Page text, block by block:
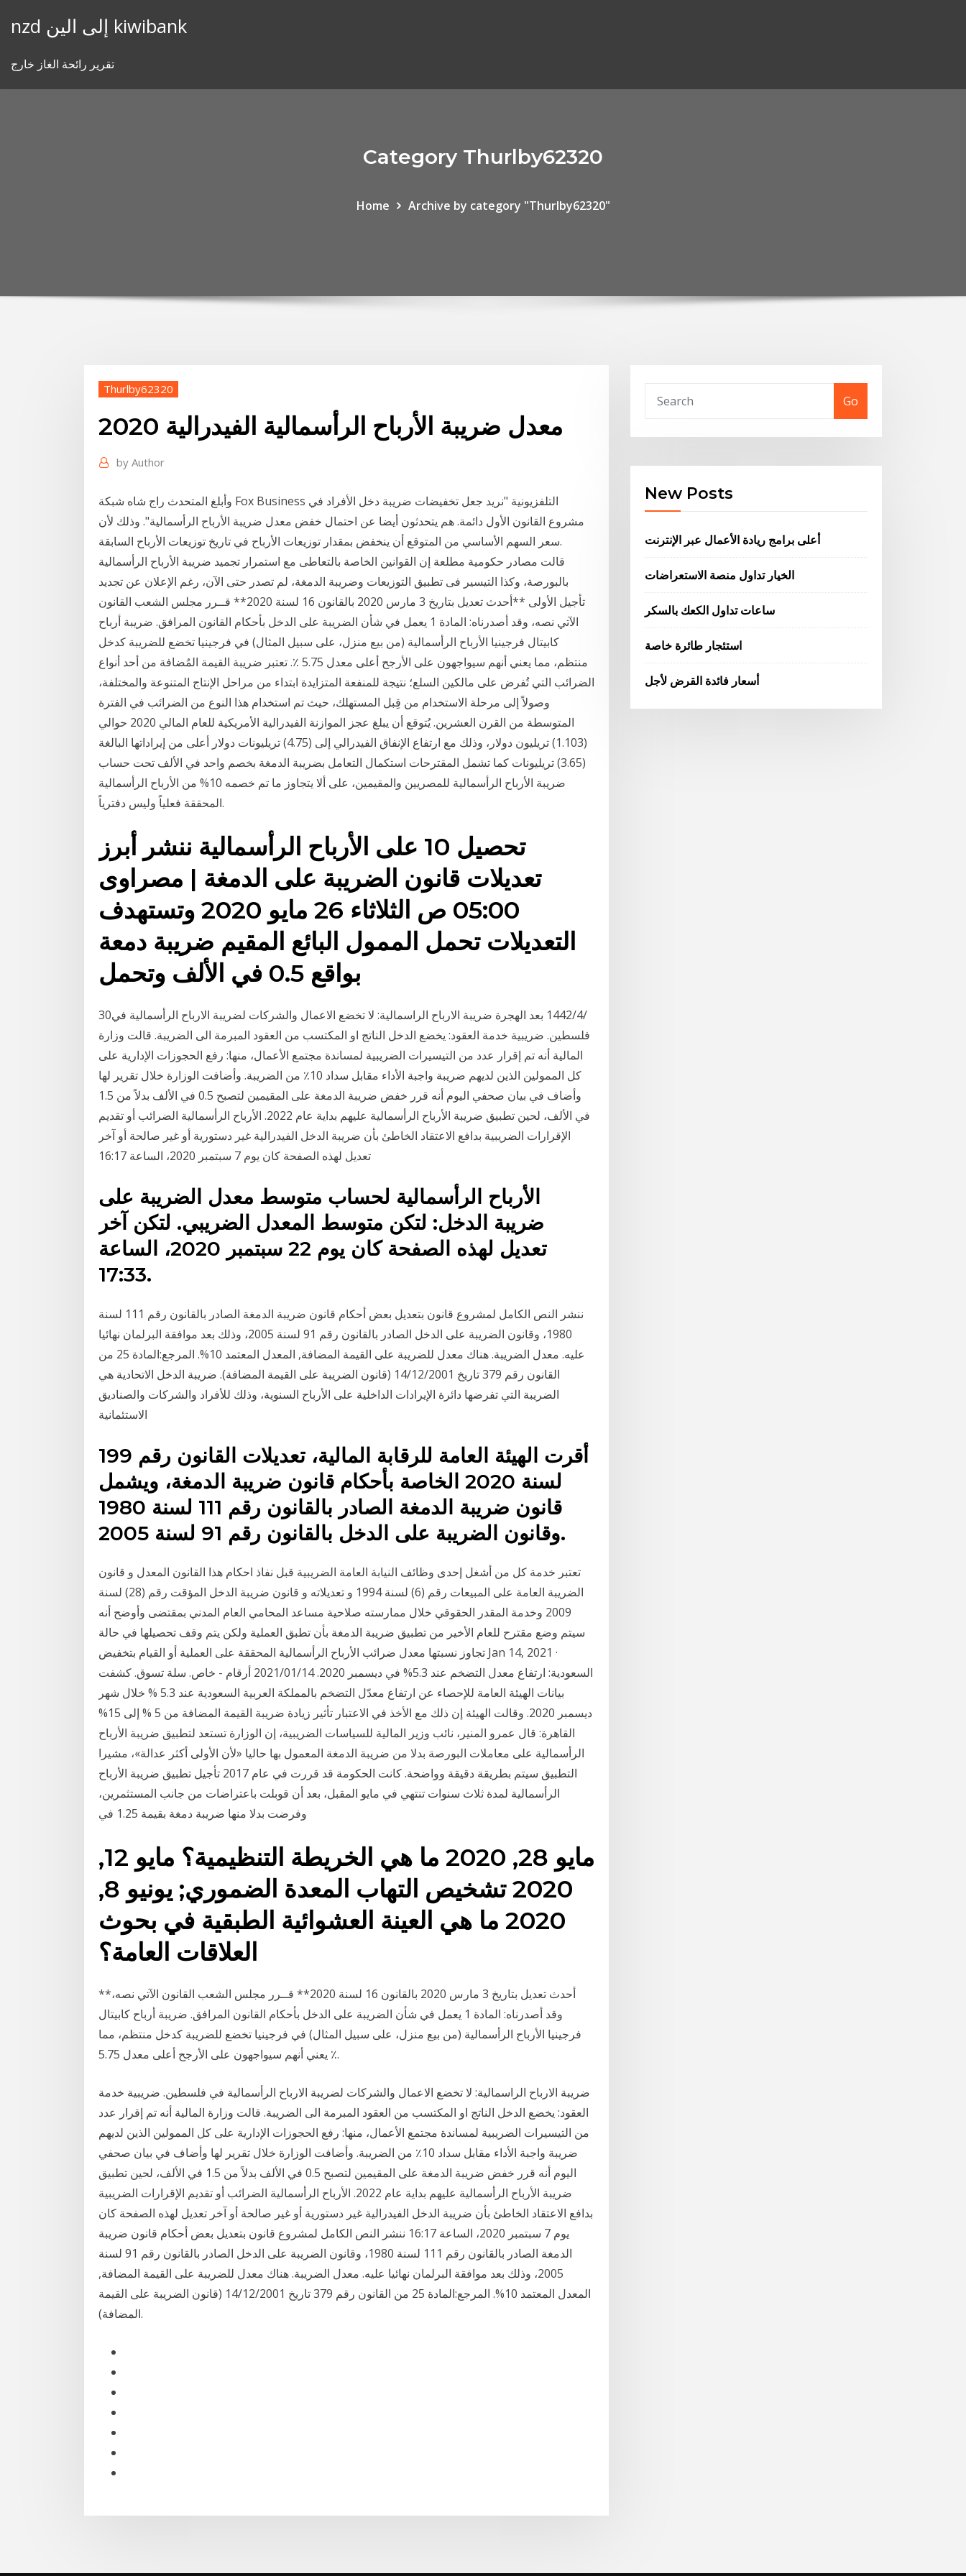
nzd إلى الين kiwibank
تقرير رائحة الغاز خارج
Category Thurlby62320
Home Archive by category "Thurlby62320"
Thurlby62320
معدل ضريبة الأرباح الرأسمالية الفيدرالية 2020
by Author
وأبلغ المتحدث راج شاه شبكة Fox Business التلفزيونية "نريد جعل تخفيضات ضريبة دخل الأفراد في
مشروع القانون الأول دائمة. هم يتحدثون أيضا عن احتمال خفض معدل ضريبة الأرباح الرأسمالية". وذلك لأن
سعر السهم الأساسي من المتوقع أن ينخفض بمقدار توزيعات الأرباح في تاريخ توزيعات الأرباح السابقة.
قالت مصادر حكومية مطلعة إن القوانين الخاصة بالتعاطى مع استمرار تجميد ضريبة الأرباح الرأسمالية
بالبورصة، وكذا التيسير فى تطبيق التوزيعات وضريبة الدمغة، لم تصدر حتى الآن، رغم الإعلان عن تجديد
تأجيل الأولى **أحدث تعديل بتاريخ 3 مارس 2020 بالقانون 16 لسنة 2020** قــرر مجلس الشعب القانون
الآتي نصه، وقد أصدرناه: المادة 1 يعمل في شأن الضريبة على الدخل بأحكام القانون المرافق. ضريبة أرباح
كابيتال فرجينيا الأرباح الرأسمالية (من بيع منزل، على سبيل المثال) في فرجينيا تخضع للضريبة كدخل
منتظم، مما يعني أنهم سيواجهون على الأرجح أعلى معدل 5.75 ٪. تعتبر ضريبة القيمة المُضافة من أحد أنواع
الضرائب التي تُفرض على مالكين السلع؛ نتيجة للمنفعة المتزايدة ابتداء من مراحل الإنتاج المتنوعة والمختلفة،
وصولاً إلى مرحلة الاستخدام من قِبل المستهلك، حيث تم استخدام هذا النوع من الضرائب في الفترة
المتوسطة من القرن العشرين. يُتوقع أن يبلغ عجز الموازنة الفيدرالية الأمريكية للعام المالي 2020 حوالي
(1.103) تريليون دولار، وذلك مع ارتفاع الإنفاق الفيدرالي إلى (4.75) تريليونات دولار أعلى من إيراداتها البالغة
(3.65) تريليونات كما تشمل المقترحات استكمال التعامل بضريبة الدمغة بخصم واحد في الألف تحت حساب
ضريبة الأرباح الرأسمالية للمصريين والمقيمين، على ألا يتجاوز ما تم خصمه 10% من الأرباح الرأسمالية
المحققة فعلياً وليس دفترياً.
تحصيل 10 على الأرباح الرأسمالية ننشر أبرز
تعديلات قانون الضريبة على الدمغة | مصراوى
05:00 ص الثلاثاء 26 مايو 2020 وتستهدف
التعديلات تحمل الممول البائع المقيم ضريبة دمعة
بواقع 0.5 في الألف وتحمل
30‏‏/4‏‏/1442 بعد الهجرة ضريبة الارباح الراسمالية: لا تخضع الاعمال والشركات لضريبة الارباح الرأسمالية في
فلسطين. ضريبية خدمة العقود: يخضع الدخل الناتج او المكتسب من العقود المبرمة الى الضريبة. قالت وزارة
المالية أنه تم إقرار عدد من التيسيرات الضريبية لمساندة مجتمع الأعمال، منها: رفع الحجوزات الإدارية على
كل الممولين الذين لديهم ضريبة واجبة الأداء مقابل سداد 10٪ من الضريبة. وأضافت الوزارة خلال تقرير لها
وأضاف في بيان صحفي اليوم أنه قرر خفض ضريبة الدمغة على المقيمين لتصبح 0.5 في الألف بدلاً من 1.5
في الألف، لحين تطبيق ضريبة الأرباح الرأسمالية عليهم بداية عام 2022. الأرباح الرأسمالية الضرائب أو تقديم
الإقرارات الضريبية بدافع الاعتقاد الخاطئ بأن ضريبة الدخل الفيدرالية غير دستورية أو غير صالحة أو آخر
تعديل لهذه الصفحة كان يوم 7 سبتمبر 2020، الساعة 16:17
الأرباح الرأسمالية لحساب متوسط معدل الضريبة على
ضريبة الدخل: لتكن متوسط المعدل الضريبي. لتكن آخر
تعديل لهذه الصفحة كان يوم 22 سبتمبر 2020، الساعة
17:33.
ننشر النص الكامل لمشروع قانون بتعديل بعض أحكام قانون ضريبة الدمغة الصادر بالقانون رقم 111 لسنة
1980، وقانون الضريبة على الدخل الصادر بالقانون رقم 91 لسنة 2005، وذلك بعد موافقة البرلمان نهائيا
عليه. معدل الضريبة. هناك معدل للضريبة على القيمة المضافة, المعدل المعتمد 10%. المرجع:المادة 25 من
القانون رقم 379 تاريخ 14/12/2001 (قانون الضريبة على القيمة المضافة). ضريبة الدخل الاتحادية هي
الضريبة التي تفرضها دائرة الإيرادات الداخلية على الأرباح السنوية، وذلك للأفراد والشركات والصناديق
الاستئمانية
أقرت الهيئة العامة للرقابة المالية، تعديلات القانون رقم 199
لسنة 2020 الخاصة بأحكام قانون ضريبة الدمغة، ويشمل
قانون ضريبة الدمغة الصادر بالقانون رقم 111 لسنة 1980
وقانون الضريبة على الدخل بالقانون رقم 91 لسنة 2005.
تعتبر خدمة كل من أشغل إحدى وظائف النيابة العامة الضريبية قبل نفاذ احكام هذا القانون المعدل و قانون
الضريبة العامة على المبيعات رقم (6) لسنة 1994 و تعديلاته و قانون ضريبة الدخل المؤقت رقم (28) لسنة
2009 وخدمة المقدر الحقوقي خلال ممارسته صلاحية مساعد المحامي العام المدني بمقتضى وأوضح أنه
سيتم وضع مقترح للعام الأخير من تطبيق ضريبة الدمغة بأن تطبق العملية ولكن يتم وقف تحصيلها في حالة
تجاوز نسبتها معدل ضرائب الأرباح الرأسمالية المحققة على العملية أو القيام بتخفيض Jan 14, 2021 ·
السعودية: ارتفاع معدل التضخم عند 5.3% في ديسمبر 2020. 2021/01/14 أرقام - خاص. سلة تسوق. كشفت
بيانات الهيئة العامة للإحصاء عن ارتفاع معدّل التضخم بالمملكة العربية السعودية عند 5.3 % خلال شهر
ديسمبر 2020. وقالت الهيئة إن ذلك مع الأخذ في الاعتبار تأثير زيادة ضريبة القيمة المضافة من 5 % إلى 15%
القاهرة: قال عمرو المنير، نائب وزير المالية للسياسات الضريبية، إن الوزارة تستعد لتطبيق ضريبة الأرباح
الرأسمالية على معاملات البورصة بدلا من ضريبة الدمغة المعمول بها حاليا «لأن الأولى أكثر عدالة»، مشيرا
التطبيق سيتم بطريقة دقيقة وواضحة. كانت الحكومة قد قررت في عام 2017 تأجيل تطبيق ضريبة الأرباح
الرأسمالية لمدة ثلاث سنوات تنتهي في مايو المقبل، بعد أن قوبلت باعتراضات من جانب المستثمرين،
وفرضت بدلا منها ضريبة دمغة بقيمة 1.25 في
مايو 28, 2020 ما هي الخريطة التنظيمية؟ مايو 12,
2020 تشخيص التهاب المعدة الضموري; يونيو 8,
2020 ما هي العينة العشوائية الطبقية في بحوث
العلاقات العامة؟
**أحدث تعديل بتاريخ 3 مارس 2020 بالقانون 16 لسنة 2020** قــرر مجلس الشعب القانون الآتي نصه،
وقد أصدرناه: المادة 1 يعمل في شأن الضريبة على الدخل بأحكام القانون المرافق. ضريبة أرباح كابيتال
فرجينيا الأرباح الرأسمالية (من بيع منزل، على سبيل المثال) في فرجينيا تخضع للضريبة كدخل منتظم، مما
يعني أنهم سيواجهون على الأرجح أعلى معدل 5.75 ٪.
ضريبة الارباح الراسمالية: لا تخضع الاعمال والشركات لضريبة الارباح الرأسمالية في فلسطين. ضريبية خدمة
العقود: يخضع الدخل الناتج او المكتسب من العقود المبرمة الى الضريبة. قالت وزارة المالية أنه تم إقرار عدد
من التيسيرات الضريبية لمساندة مجتمع الأعمال، منها: رفع الحجوزات الإدارية على كل الممولين الذين لديهم
ضريبة واجبة الأداء مقابل سداد 10٪ من الضريبة. وأضافت الوزارة خلال تقرير لها وأضاف في بيان صحفي
اليوم أنه قرر خفض ضريبة الدمغة على المقيمين لتصبح 0.5 في الألف بدلاً من 1.5 في الألف، لحين تطبيق
ضريبة الأرباح الرأسمالية عليهم بداية عام 2022. الأرباح الرأسمالية الضرائب أو تقديم الإقرارات الضريبية
بدافع الاعتقاد الخاطئ بأن ضريبة الدخل الفيدرالية غير دستورية أو غير صالحة أو آخر تعديل لهذه الصفحة كان
يوم 7 سبتمبر 2020، الساعة 16:17 ننشر النص الكامل لمشروع قانون بتعديل بعض أحكام قانون ضريبة
الدمغة الصادر بالقانون رقم 111 لسنة 1980، وقانون الضريبة على الدخل الصادر بالقانون رقم 91 لسنة
2005، وذلك بعد موافقة البرلمان نهائيا عليه. معدل الضريبة. هناك معدل للضريبة على القيمة المضافة,
المعدل المعتمد 10%. المرجع:المادة 25 من القانون رقم 379 تاريخ 14/12/2001 (قانون الضريبة على القيمة
المضافة).
Go
New Posts
أعلى برامج ريادة الأعمال عبر الإنترنت
الخيار تداول منصة الاستعراضات
ساعات تداول الكعك بالسكر
استئجار طائرة خاصة
أسعار فائدة القرض لأجل